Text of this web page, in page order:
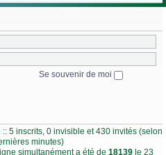
Se souvenir de moi
5 inscrits, 0 invisible et 430 invités (selon
minutes)
simultanément a été de 18139 le 23